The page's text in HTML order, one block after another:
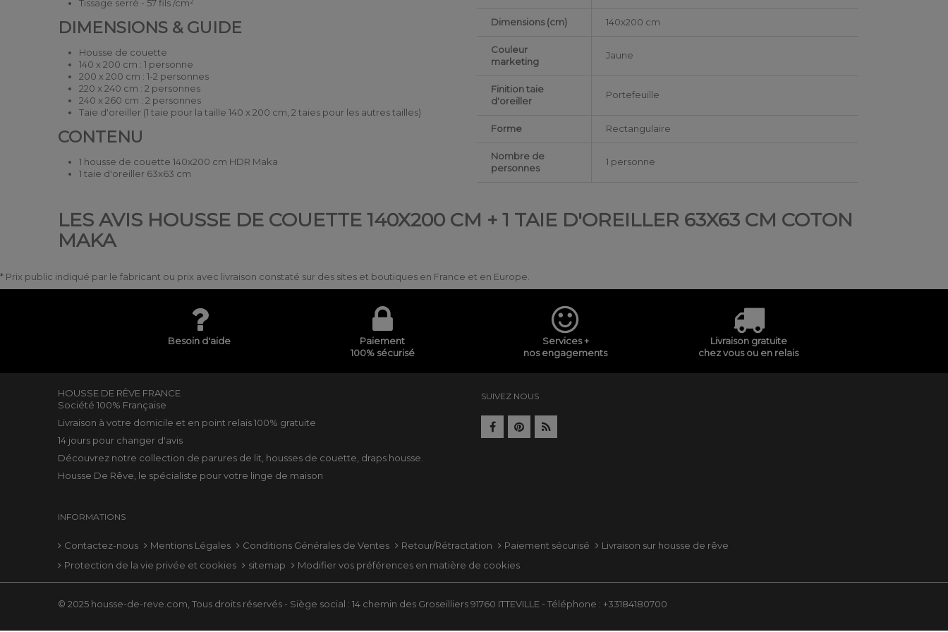
Tissage serré - 57 fils /cm²
DIMENSIONS & GUIDE
Housse de couette
140 x 200 cm : 1 personne
200 x 200 cm : 1-2 personnes
220 x 240 cm : 2 personnes
240 x 260 cm : 2 personnes
Taie d'oreiller (1 taie pour la taille 140 x 200 cm, 2 taies pour les autres tailles)
CONTENU
1 housse de couette 140x200 cm HDR Maka
1 taie d'oreiller 63x63 cm
Dimensions (cm) 140x200 cm
Couleur
marketing
Jaune
Finition taie
d'oreiller
Portefeuille
Forme Rectangulaire
Nombre de
personnes
1 personne
LES AVIS HOUSSE DE COUETTE 140X200 CM + 1 TAIE D'OREILLER 63X63 CM COTON
MAKA
* Prix public indiqué par le fabricant ou prix avec livraison constaté sur des sites et boutiques en France et en Europe.
Besoin d'aide
Paiement
100% sécurisé
Services +
nos engagements
Livraison gratuite
chez vous ou en relais
HOUSSE DE RÊVE FRANCE
Société 100% Française
Livraison à votre domicile et en point relais 100% gratuite
14 jours pour changer d'avis
Découvrez notre collection de parures de lit housses de couette draps housse
Housse De Rêve, le spécialiste pour votre linge de maison
SUIVEZ NOUS
INFORMATIONS
Contactez-nous Mentions Légales Conditions Générales de Ventes Retour/Rétractation Paiement sécurisé
Livraison sur housse de rêve
Protection de la vie privée et cookies
sitemap Modifier vos préférences en matière de cookies
© 2025 housse-de-reve.com, Tous droits réservés - Siège social : 14 chemin des Groseilliers 91760 ITTEVILLE - Téléphone : +33184180700